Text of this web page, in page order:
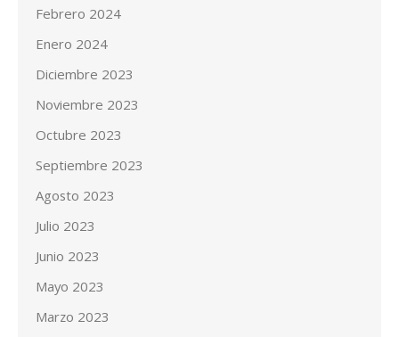
Febrero 2024
Enero 2024
Diciembre 2023
Noviembre 2023
Octubre 2023
Septiembre 2023
Agosto 2023
Julio 2023
Junio 2023
Mayo 2023
Marzo 2023